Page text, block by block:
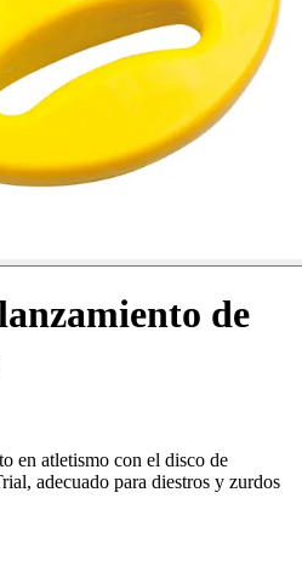
de
en atletismo con el disco de
adecuado para diestros y zurdos